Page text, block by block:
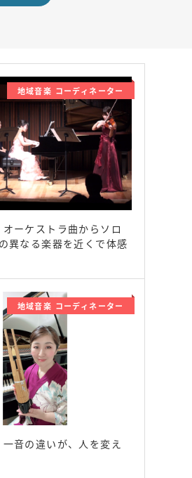
地域音楽 コーディネーター
オーケストラ曲からソロ
異なる楽器を近くで体感
地域音楽 コーディネーター
一音の違いが、人を変え